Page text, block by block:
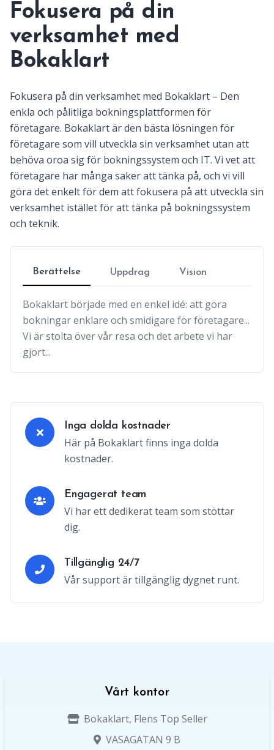
Fokusera på din
verksamhet med
Bokaklart
Fokusera på din verksamhet med Bokaklart – Den
enkla och pålitliga bokningsplattformen för
företagare. Bokaklart är den bästa lösningen för
företagare som vill utveckla sin verksamhet utan att
behöva oroa sig för bokningssystem och IT. Vi vet att
företagare har många saker att tänka på, och vi vill
göra det enkelt för dem att fokusera på att utveckla sin
verksamhet istället för att tänka på bokningssystem
och teknik.
Berättelse Uppdrag Vision
Bokaklart började med en enkel idé: att göra
bokningar enklare och smidigare för företagare...
Vi är stolta över vår resa och det arbete vi har
gjort...
Inga dolda kostnader
Här på Bokaklart finns inga dolda
kostnader.
Engagerat team
Vi har ett dedikerat team som stöttar
dig.
Tillgänglig 24/7
Vår support är tillgänglig dygnet runt.
Vårt kontor
Bokaklart, Flens Top Seller
VASAGATAN 9 B